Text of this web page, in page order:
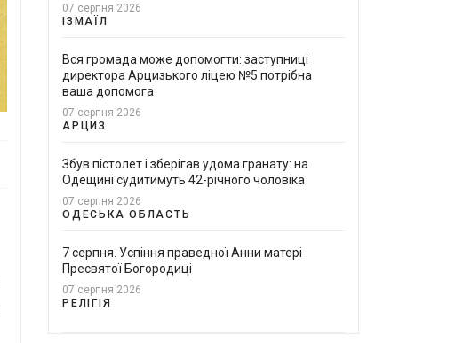
07 серпня 2026
ІЗМАЇЛ
Вся громада може допомогти: заступниці
директора Арцизького ліцею №5 потрібна
ваша допомога
07 серпня 2026
АРЦИЗ
Збув пістолет і зберігав удома гранату: на
Одещині судитимуть 42-річного чоловіка
07 серпня 2026
ОДЕСЬКА ОБЛАСТЬ
7 серпня. Успіння праведної Анни матері
Пресвятої Богородиці
07 серпня 2026
РЕЛІГІЯ